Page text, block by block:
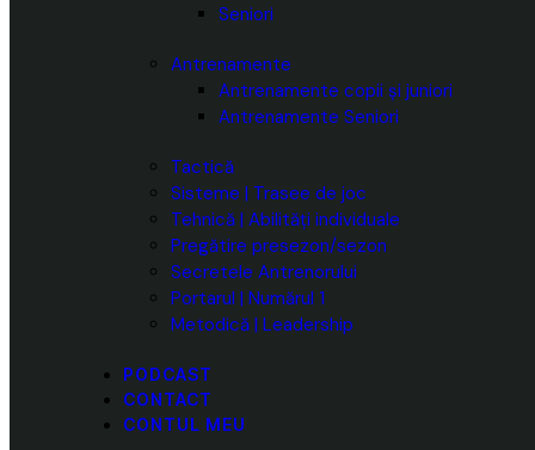
Seniori
Antrenamente
Antrenamente copii și juniori
Antrenamente Seniori
Tactică
Sisteme | Trasee de joc
Tehnică | Abilități individuale
Pregătire presezon/sezon
Secretele Antrenorului
Portarul | Numărul 1
Metodică | Leadership
PODCAST
CONTACT
CONTUL MEU